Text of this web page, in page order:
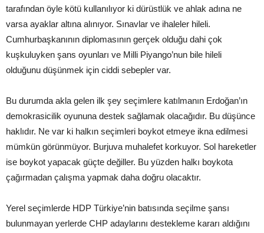
tarafından öyle kötü kullanılıyor ki dürüstlük ve ahlak adına ne
varsa ayaklar altına alınıyor. Sınavlar ve ihaleler hileli.
Cumhurbaşkanının diplomasının gerçek olduğu dahi çok
kuşkuluyken şans oyunları ve Milli Piyango’nun bile hileli
olduğunu düşünmek için ciddi sebepler var.
Bu durumda akla gelen ilk şey seçimlere katılmanın Erdoğan’ın
demokrasicilik oyununa destek sağlamak olacağıdır. Bu düşünce
haklıdır. Ne var ki halkın seçimleri boykot etmeye ikna edilmesi
mümkün görünmüyor. Burjuva muhalefet korkuyor. Sol hareketler
ise boykot yapacak güçte değiller. Bu yüzden halkı boykota
çağırmadan çalışma yapmak daha doğru olacaktır.
Yerel seçimlerde HDP Türkiye’nin batısında seçilme şansı
bulunmayan yerlerde CHP adaylarını destekleme kararı aldığını